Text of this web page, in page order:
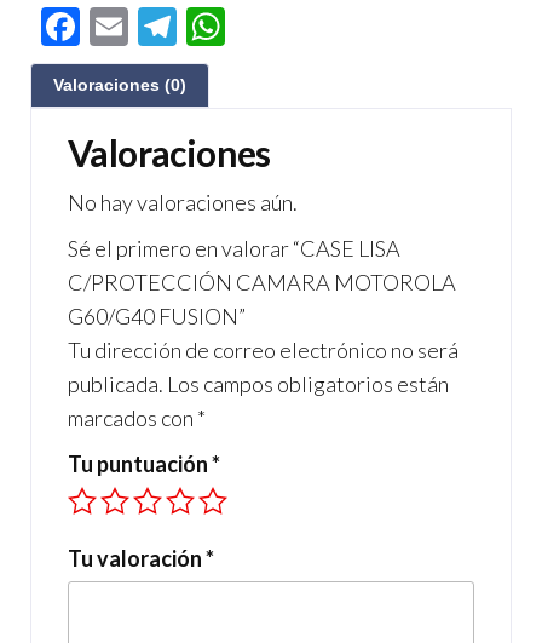
F
ac
e
b
o
o
k
E
m
ail
Te
le
gr
a
m
s
A
p
p
Valoraciones (0)
Valoraciones
No hay valoraciones aún.
Sé el primero en valorar “CASE LISA
C/PROTECCIÓN CAMARA MOTOROLA
G60/G40 FUSION”
Tu dirección de correo electrónico no será
publicada. Los campos obligatorios están
marcados con *
Tu puntuación*
Tu valoración*